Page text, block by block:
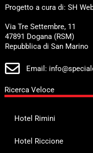
Progetto a cura di: SH
Via Tre Settembre, 11
47891 Dogana (RSM)
Repubblica di San Marino
Email:
Ricerca Veloce
Hotel Rimini
Hotel Riccione